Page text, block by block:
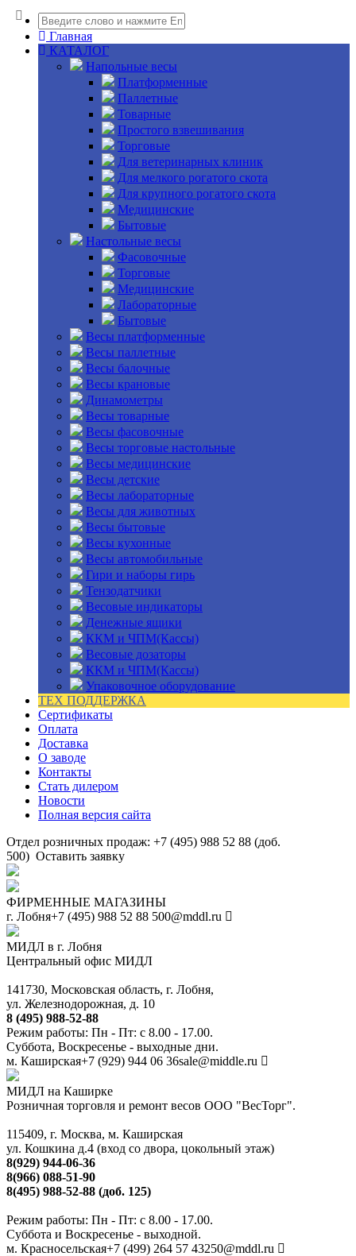
Главная
КАТАЛОГ
Напольные весы
Платформенные
Паллетные
Товарные
Простого взвешивания
Торговые
Для ветеринарных клиник
Для мелкого рогатого скота
Для крупного рогатого скота
Медицинские
Бытовые
Настольные весы
Фасовочные
Торговые
Медицинские
Лабораторные
Бытовые
Весы платформенные
Весы паллетные
Весы балочные
Весы крановые
Динамометры
Весы товарные
Весы фасовочные
Весы торговые настольные
Весы медицинские
Весы детские
Весы лабораторные
Весы для животных
Весы бытовые
Весы кухонные
Весы автомобильные
Гири и наборы гирь
Тензодатчики
Весовые индикаторы
Денежные ящики
ККМ и ЧПМ(Кассы)
Весовые дозаторы
ККМ и ЧПМ(Кассы)
Упаковочное оборудование
ТЕХ ПОДДЕРЖКА
Сертификаты
Оплата
Доставка
О заводе
Контакты
Стать дилером
Новости
Полная версия сайта
Отдел розничных продаж: +7 (495) 988 52 88 (доб.
500) Оставить заявку
ФИРМЕННЫЕ МАГАЗИНЫ
г. Лобня+7 (495) 988 52 88 500@mddl.ru
МИДЛ в г. Лобня
Центральный офис МИДЛ
141730, Московская область, г. Лобня,
ул. Железнодорожная, д. 10
8 (495) 988-52-88
Режим работы: Пн - Пт: с 8.00 - 17.00.
Суббота, Воскресенье - выходные дни.
м. Каширская+7 (929) 944 06 36sale@middle.ru
МИДЛ на Каширке
Розничная торговля и ремонт весов ООО "ВесТорг".
115409, г. Москва, м. Каширская
ул. Кошкина д.4 (вход со двора, цокольный этаж)
8(929) 944-06-36
8(966) 088-51-90
8(495) 988-52-88 (доб. 125)
Режим работы: Пн - Пт: с 8.00 - 17.00.
Суббота и Воскресенье - выходной.
м. Красносельская+7 (499) 264 57 43250@mddl.ru